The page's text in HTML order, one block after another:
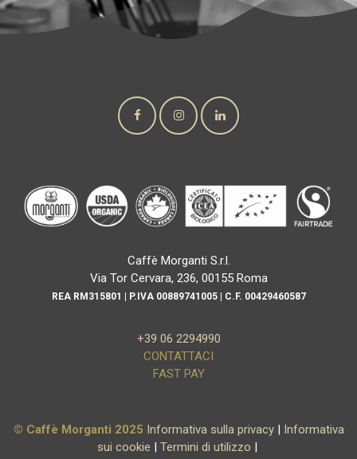
Caffè Morganti S.r.l.
Via Tor Cervara, 236, 00155 Roma
REA RM315801 | P.IVA 00889741005 | C.F. 00429460587
+39 06 2294990
CONTATTACI
FAST PAY
© Caffè Morganti 2025 Informativa sulla privacy| Informativa
sui cookie | Termini di utilizzo |